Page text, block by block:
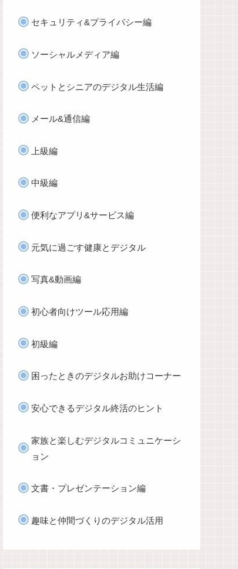
セキュリティ&プライバシー編
ソーシャルメディア編
ペットとシニアのデジタル生活編
メール&通信編
上級編
中級編
便利なアプリ&サービス編
元気に過ごす健康とデジタル
写真&動画編
初心者向けツール応用編
初級編
困ったときのデジタルお助けコーナー
安心できるデジタル終活のヒント
家族と楽しむデジタルコミュニケーシ
ョン
文書・プレゼンテーション編
趣味と仲間づくりのデジタル活用